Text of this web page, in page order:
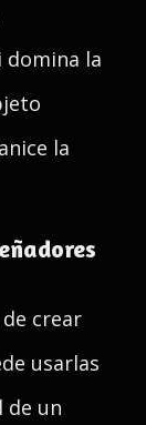
domina la
la
crear
usarlas
de un